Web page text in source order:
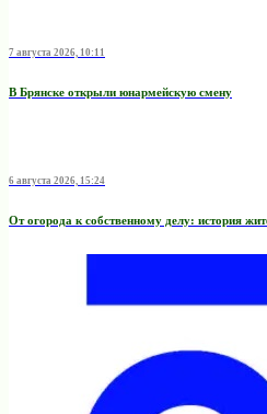
7 августа 2026, 10:11
В Брянске открыли юнармейскую смену
6 августа 2026, 15:24
От огорода к собственному делу: история